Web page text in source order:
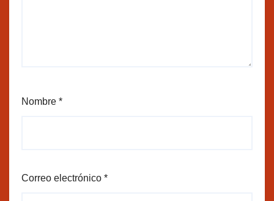
Nombre *
Correo electrónico *